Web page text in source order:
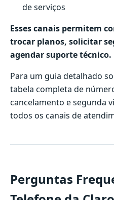
de serviços
Esses canais permitem
trocar planos, solicitar
agendar suporte técnico.
Para um guia detalhado
tabela completa de
cancelamento e segunda
todos os canais de
Perguntas